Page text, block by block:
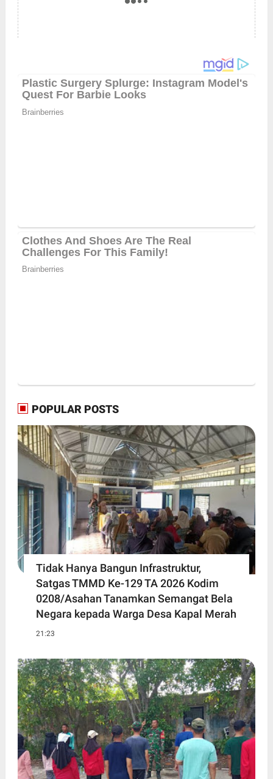
POPULAR POSTS
Tidak Hanya Bangun Infrastruktur,
Satgas TMMD Ke-129 TA 2026 Kodim
0208/Asahan Tanamkan Semangat Bela
Negara kepada Warga Desa Kapal Merah
21:23